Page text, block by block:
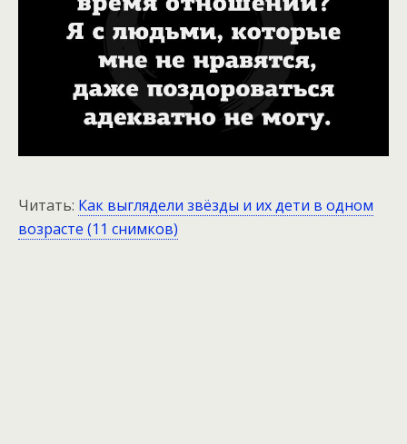
Читать: Как выглядели звёзды и их дети в одном
возрасте (11 снимков)